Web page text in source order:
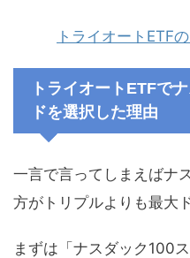
トライオートETF
トライオートETFで
ドを選択した理由
一言で言ってしまえばナ
方がトリプルよりも最大
まずは「ナスダック100